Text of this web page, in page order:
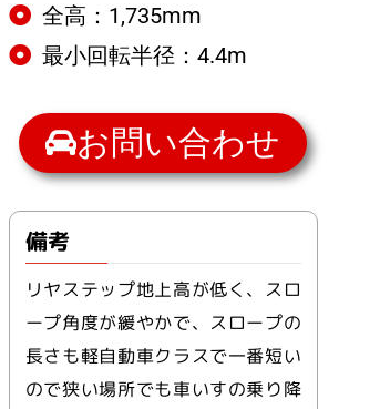
全高：1,735mm
最小回転半径：4.4m
お問い合わせ
備考
リヤステップ地上高が低く、スロ
ープ角度が緩やかで、スロープの
長さも軽自動車クラスで一番短い
ので狭い場所でも車いすの乗り降